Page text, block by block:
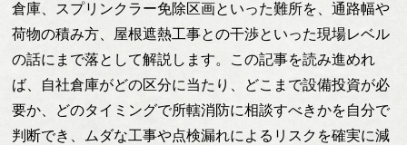
倉庫、スプリンクラー免除区画といった難所を、通路幅や
荷物の積み方、屋根遮熱工事との干渉といった現場レベル
の話にまで落として解説します。この記事を読み進めれ
ば、自社倉庫がどの区分に当たり、どこまで設備投資が必
要か、どのタイミングで所轄消防に相談すべきかを自分で
判断でき、ムダな工事や点検漏れによるリスクを確実に減